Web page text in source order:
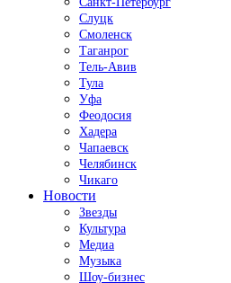
Слуцк
Смоленск
Таганрог
Тель-Авив
Тула
Уфа
Феодосия
Хадера
Чапаевск
Челябинск
Чикаго
Новости
Звезды
Культура
Медиа
Музыка
Шоу-бизнес